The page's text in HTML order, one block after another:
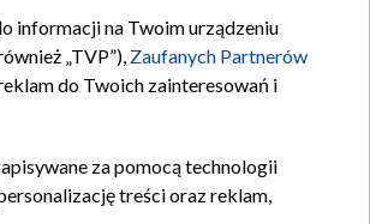
informacji na Twoim urządzeniu
„TVP”), Zaufanych Partnerów
do Twoich zainteresowań i
za pomocą technologii
treści oraz reklam,